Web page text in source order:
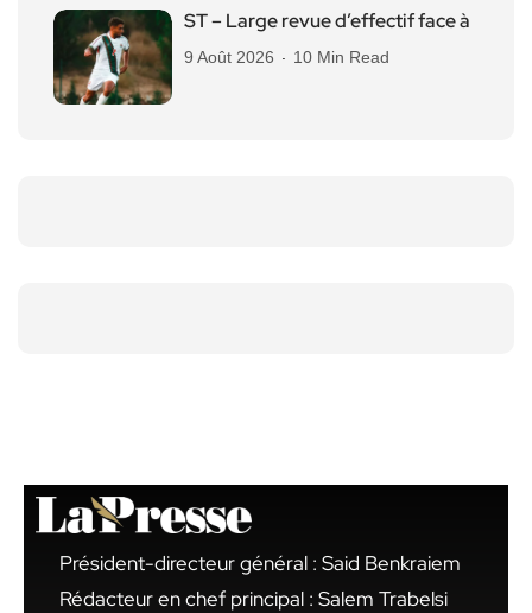
ST – Large revue d’effectif face à
9 Août 2026 10 Min Read
Président-directeur général : Said Benkraiem
Rédacteur en chef principal : Salem Trabelsi